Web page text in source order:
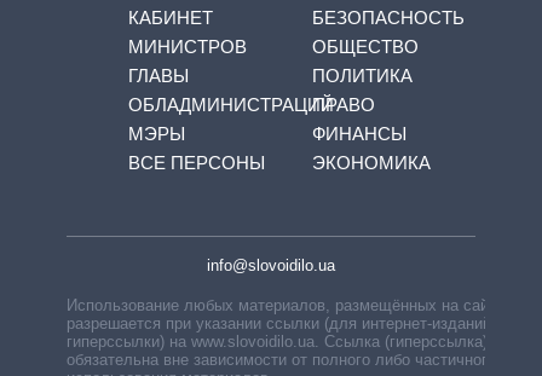
КАБИНЕТ
МИНИСТРОВ
ГЛАВЫ
ОБЛАДМИНИСТРАЦИЙ
МЭРЫ
ВСЕ ПЕРСОНЫ
БЕЗОПАСНОСТЬ
ОБЩЕСТВО
ПОЛИТИКА
ПРАВО
ФИНАНСЫ
ЭКОНОМИКА
info@slovoidilo.ua
Использование любых материалов, размещённых на сайте,
разрешается при указании ссылки (для интернет-изданий —
гиперссылки) на www.slovoidilo.ua. Ссылка (гиперссылка)
обязательна вне зависимости от полного либо частичного